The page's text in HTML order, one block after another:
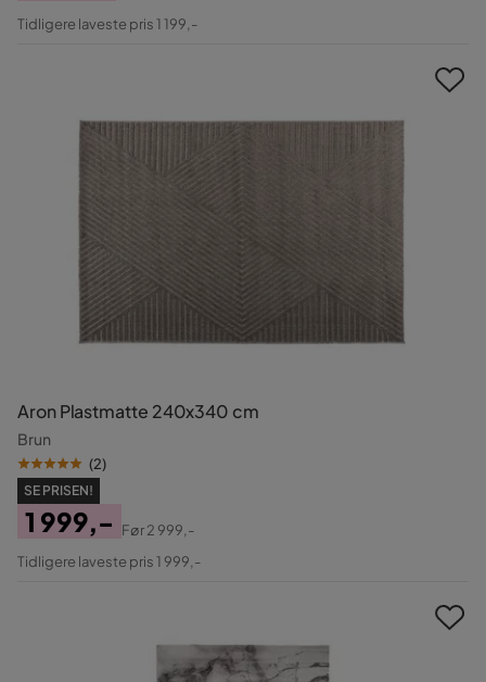
Pris
Original
Tidligere laveste pris 1 199,-
Aron Plastmatte 240x340 cm
Brun
(2)
SE PRISEN!
Pris
1 999,-
Original
Før2 999,-
Tidligere laveste pris 1 999,-